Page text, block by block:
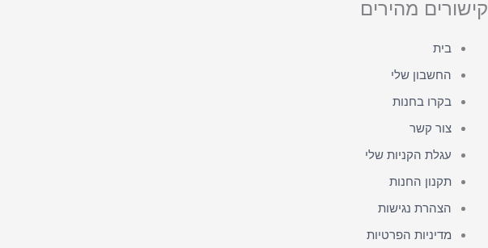
קישורים מהירים
בית
החשבון שלי
בקרו בחנות
צור קשר
עגלת הקניות שלי
תקנון החנות
הצהרת נגישות
מדיניות הפרטיות